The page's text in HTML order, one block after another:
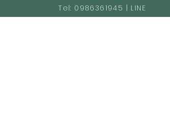
Tel: 0986361945 | LINE